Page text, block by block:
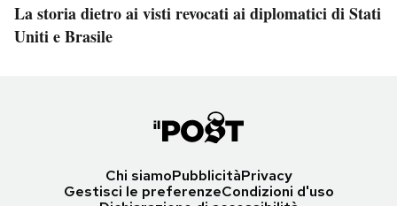
La storia dietro ai visti revocati ai diplomatici di Stati
Uniti e Brasile
Chi siamoPubblicitàPrivacy
Gestisci le preferenzeCondizioni d'uso